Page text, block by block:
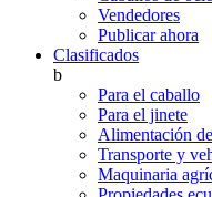
Vendedores
Publicar ahora
Clasificados
b
Para el caballo
Para el jinete
Alimentación
Transporte y
Maquinaria